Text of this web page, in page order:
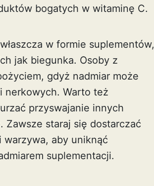
bogatych w witaminę C.
w formie suplementów,
jak biegunka. Osoby z
gdyż nadmiar może
nerkowych. Warto też
przyswajanie innych
. Zawsze staraj się dostarczać
aby uniknąć
suplementacji.